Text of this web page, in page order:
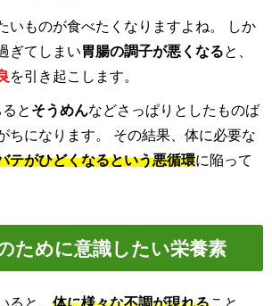
いものが食べたくなりますよね。 しか
ぎてしまい胃腸の調子が悪くなると、
を引き起こします。
と そうめんなどさっぱりとしたものば
ちになります。 その結果、体に必要な
テがひどくなるという悪循環に陥って
ために意識したい栄養素
ると、 体に様々な不調が現れる こと